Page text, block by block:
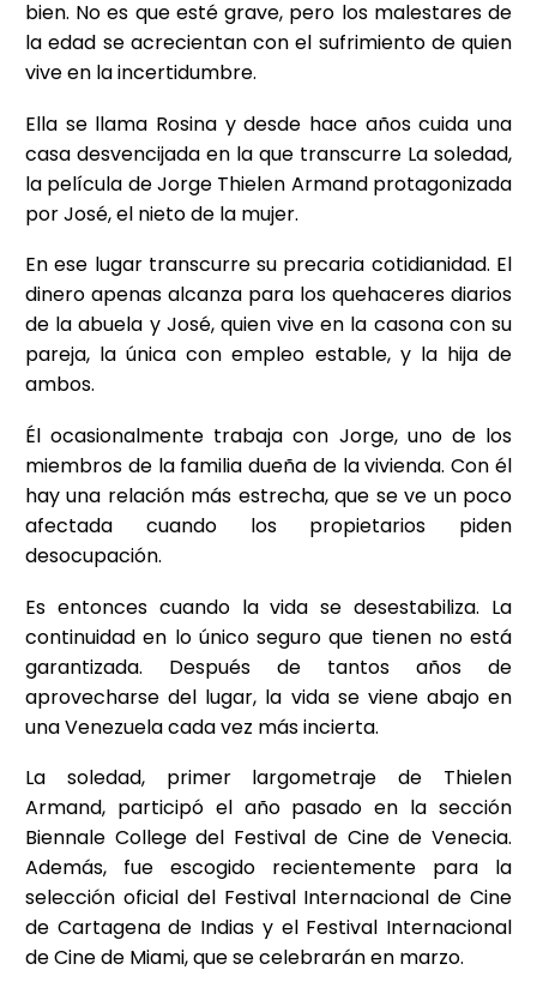
bien. No es que esté grave, pero los malestares de
la edad se acrecientan con el sufrimiento de quien
vive en la incertidumbre.
Ella se llama Rosina y desde hace años cuida una
casa desvencijada en la que transcurre La soledad,
la película de Jorge Thielen Armand protagonizada
por José, el nieto de la mujer.
En ese lugar transcurre su precaria cotidianidad. El
dinero apenas alcanza para los quehaceres diarios
de la abuela y José, quien vive en la casona con su
pareja, la única con empleo estable, y la hija de
ambos.
Él ocasionalmente trabaja con Jorge, uno de los
miembros de la familia dueña de la vivienda. Con él
hay una relación más estrecha, que se ve un poco
afectada cuando los propietarios piden
desocupación.
Es entonces cuando la vida se desestabiliza. La
continuidad en lo único seguro que tienen no está
garantizada. Después de tantos años de
aprovecharse del lugar, la vida se viene abajo en
una Venezuela cada vez más incierta.
La soledad, primer largometraje de Thielen
Armand, participó el año pasado en la sección
Biennale College del Festival de Cine de Venecia.
Además, fue escogido recientemente para la
selección oficial del Festival Internacional de Cine
de Cartagena de Indias y el Festival Internacional
de Cine de Miami, que se celebrarán en marzo.